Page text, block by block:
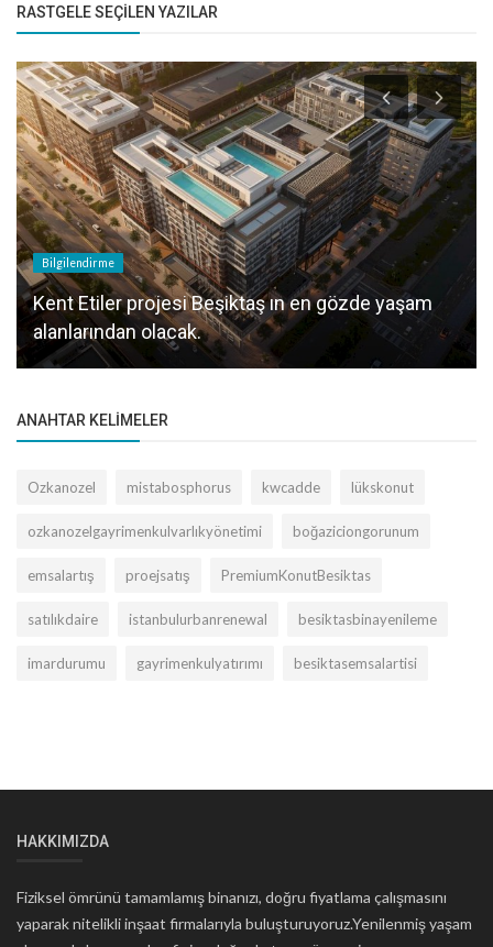
RASTGELE SEÇILEN YAZILAR
Bilgilendirme
Kent Etiler projesi Beşiktaş ın en gözde yaşam
alanlarından olacak.
ANAHTAR KELIMELER
Ozkanozel mistabosphorus kwcadde lükskonut
ozkanozelgayrimenkulvarlıkyönetimi boğaziciongorunum
emsalartış proejsatış PremiumKonutBesiktas
satılıkdaire istanbulurbanrenewal besiktasbinayenileme
imardurumu gayrimenkulyatırımı besiktasemsalartisi
HAKKIMIZDA
Fiziksel ömrünü tamamlamış binanızı, doğru fiyatlama çalışmasını
yaparak nitelikli inşaat firmalarıyla buluşturuyoruz.Yenilenmiş yaşam